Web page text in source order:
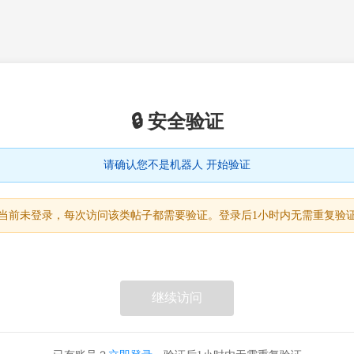
🔒 安全验证
请确认您不是机器人 开始验证
前未登录，每次访问该类帖子都需要验证。登录后1小时内无需重复验
继续访问